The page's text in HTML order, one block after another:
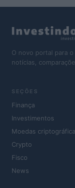
O novo portal para
notícias,
SEÇÕES
Finança
Investimentos
Moedas
Crypto
Fisco
News